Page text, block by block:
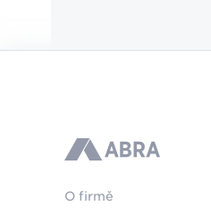
ABRA
O firmě